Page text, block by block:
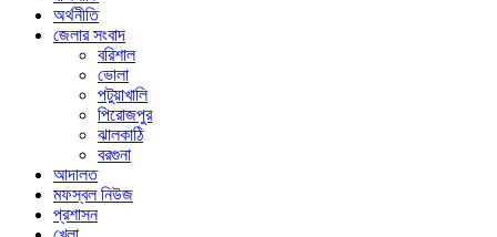
অর্থনীতি
জেলার সংবাদ
বরিশাল
ভোলা
পটুয়াখালি
পিরোজপুর
ঝালকাঠি
বরগুনা
আদালত
মফস্বল নিউজ
প্রশাসন